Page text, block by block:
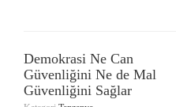
Demokrasi Ne Can
Güvenliğini Ne de Mal
Güvenliğini Sağlar